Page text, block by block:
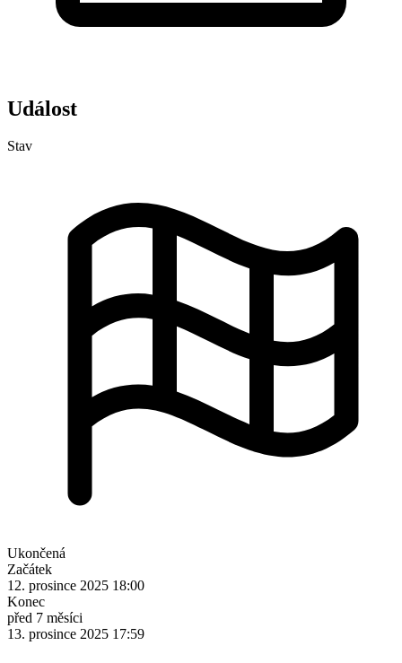
Událost
Stav
Ukončená
Začátek
12. prosince 2025 18:00
Konec
před 7 měsíci
13. prosince 2025 17:59